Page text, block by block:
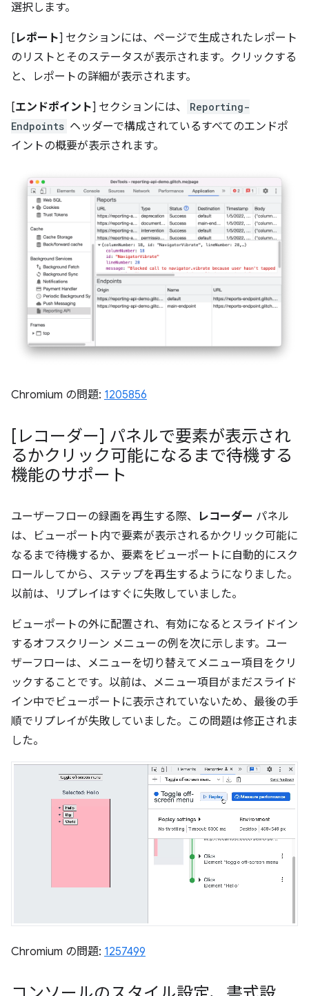
選択します。
[ レポート] セクションには、ページで生成されたレポート
のリストとそのステータスが表示されます。クリックする
と、レポートの詳細が表示されます。
[エンドポイント] セクションには、
Reporting-
Endpoints ヘッダーで構成されているすべてのエンドポ
イントの概要が表示されます。
Chromium の問題: 1205856
[レコーダー] パネルで要素が表示され
るかクリック可能になるまで待機する
機能のサポート
ユーザーフローの録画を再生する際、 レコーダー パネル
は、ビューポート内で要素が表示されるかクリック可能に
なるまで待機するか、要素をビューポートに自動的にスク
ロールしてから、ステップを再生するようになりました。
以前は、リプレイはすぐに失敗していました。
ビューポートの外に配置され、有効になるとスライドイン
するオフスクリーン メニューの例を次に示します。ユー
ザーフローは、メニューを切り替えてメニュー項目をクリ
ックすることです。以前は、メニュー項目がまだスライド
イン中でビューポートに表示されていないため、最後の手
順でリプレイが失敗していました。この問題は修正されま
した。
Chromium の問題: 1257499